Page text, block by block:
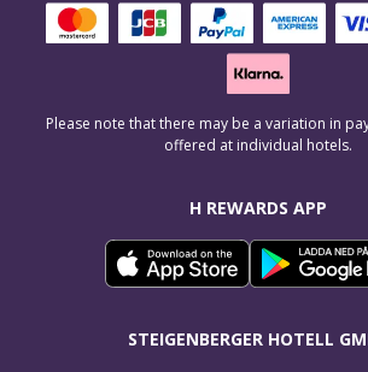
H REWARDS APP
STEIGENBERGER HOTELL
Please note that there may be a variation in
offered at individual hotels.